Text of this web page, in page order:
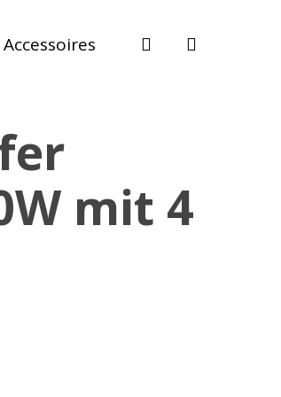
Accessoires suche
mit 4